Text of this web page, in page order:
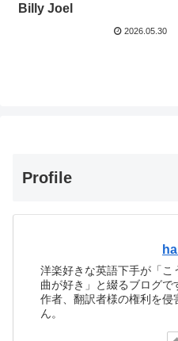
Billy Joel
2026.05.30
Profile
洋楽好きな英語下手が「
曲が好き」と綴るブログで
作者、翻訳者様の権利を
ん。